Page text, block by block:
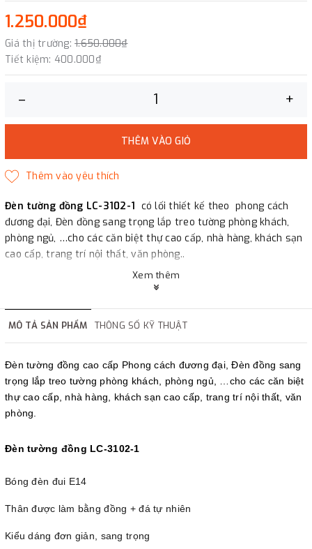
1.250.000₫
Giá thị trường: 1.650.000₫
Tiết kiệm: 400.000₫
– +
THÊM VÀO GIỎ
Đèn tường đồng LC-3102-1 có lối thiết kế theo phong cách
đương đại, Đèn đồng sang trọng lắp treo tường phòng khách,
phòng ngủ, …cho các căn biệt thự cao cấp, nhà hàng, khách sạn
cao cấp, trang trí nội thất, văn phòng..
Xem thêm
MÔ TẢ SẢN PHẨM THÔNG SỐ KỸ THUẬT
Đèn tường đồng cao cấp Phong cách đương đại, Đèn đồng sang
trọng lắp treo tường phòng khách, phòng ngủ, …cho các căn biệt
thự cao cấp, nhà hàng, khách sạn cao cấp, trang trí nội thất, văn
phòng.
Đèn tường đồng LC-3102-1
Bóng đèn đui E14
Thân được làm bằng đồng + đá tự nhiên
Kiểu dáng đơn giản, sang trọng